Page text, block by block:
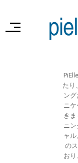
たり
ン
ニ
き
ニ
ャ
の
お